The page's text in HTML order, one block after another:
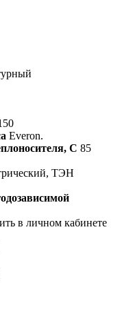
Everon.
С 85
ТЭН
в личном кабинете